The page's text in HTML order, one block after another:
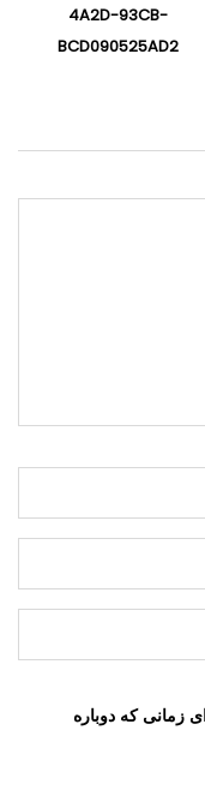
4A2D-93CB-
BCD090525AD2
زمانی که دوباره